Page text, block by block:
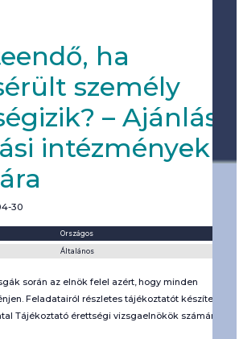
ha
személy
– Ajánlás
intézmények
30
Országos
Általános
során az elnök felel azért, hogy minden
Feladatairól részletes tájékoztatót készített
Tájékoztató érettségi vizsgaelnökök számára